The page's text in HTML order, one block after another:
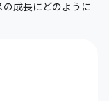
成長にどのように